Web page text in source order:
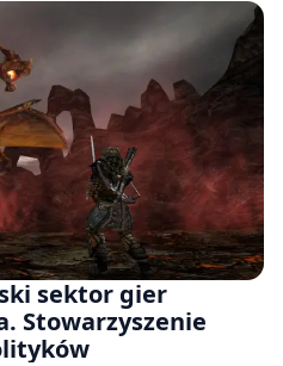
sektor gier
Stowarzyszenie